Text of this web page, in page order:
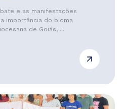
e as manifestações
importância do bioma
de Goiás, ...